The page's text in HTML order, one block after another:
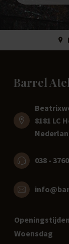
Barrel
8181 LC
038 -
Woensdag